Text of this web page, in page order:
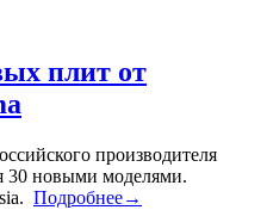
плит от
производителя
30 новыми моделями.
Подробнее→